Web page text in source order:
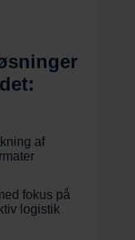
af
fokus på
logistik